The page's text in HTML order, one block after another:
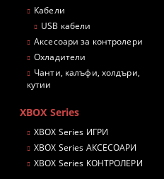
Кабели
USB кабели
Аксесоари за контролери
Охладители
Чанти, калъфи, холдъри,
кутии
XBOX Series
XBOX Series ИГРИ
XBOX Series АКСЕСОАРИ
XBOX Series КОНТРОЛЕРИ